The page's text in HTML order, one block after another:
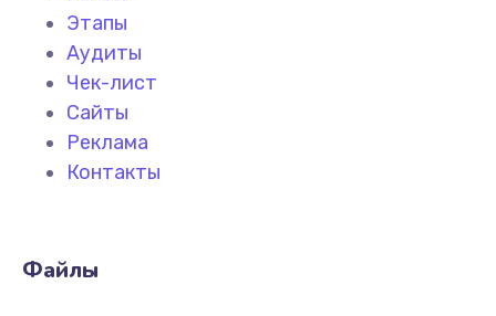
Этапы
Аудиты
Чек-лист
Сайты
Реклама
Контакты
Файлы